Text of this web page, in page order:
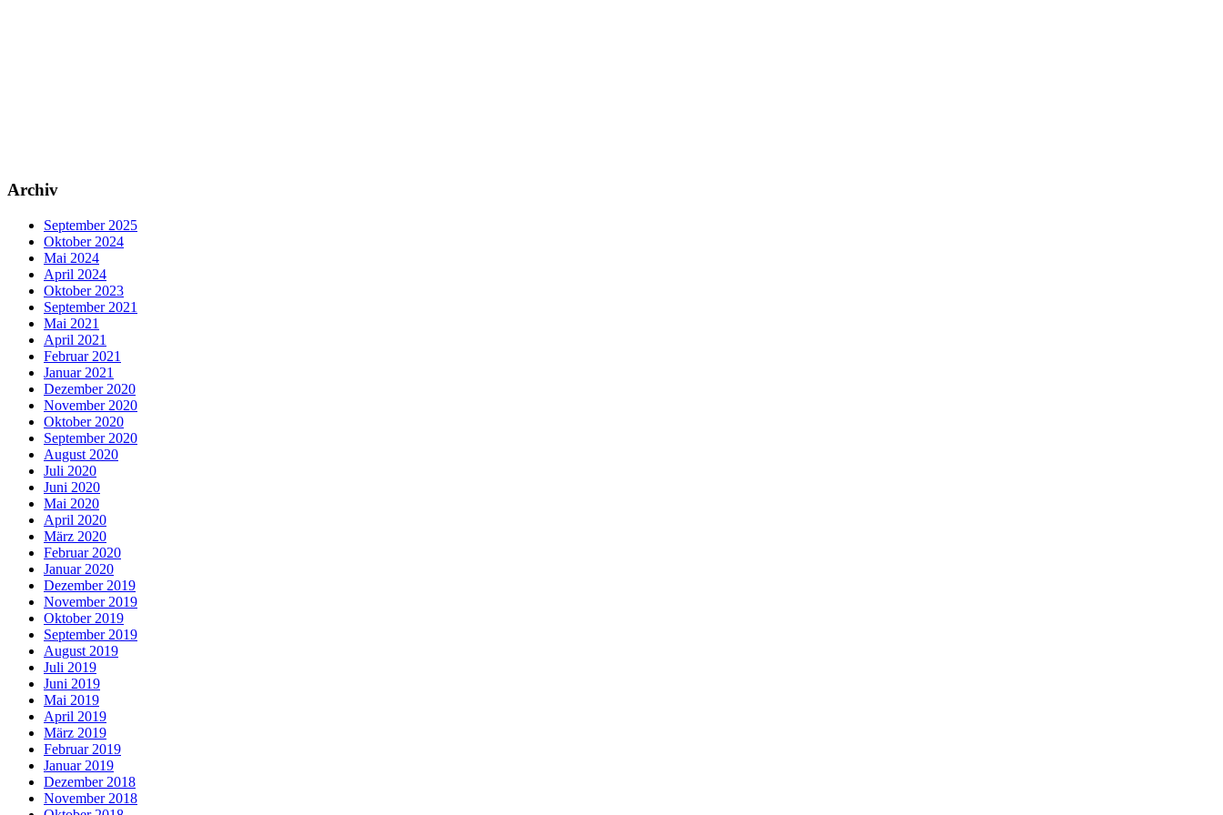
Archiv
September 2025
Oktober 2024
Mai 2024
April 2024
Oktober 2023
September 2021
Mai 2021
April 2021
Februar 2021
Januar 2021
Dezember 2020
November 2020
Oktober 2020
September 2020
August 2020
Juli 2020
Juni 2020
Mai 2020
April 2020
März 2020
Februar 2020
Januar 2020
Dezember 2019
November 2019
Oktober 2019
September 2019
August 2019
Juli 2019
Juni 2019
Mai 2019
April 2019
März 2019
Februar 2019
Januar 2019
Dezember 2018
November 2018